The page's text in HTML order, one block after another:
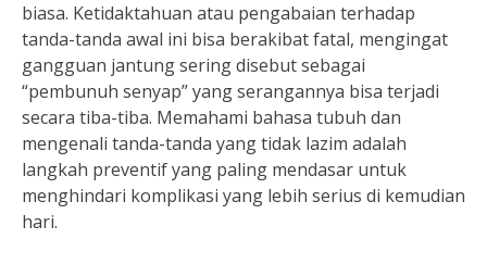
biasa. Ketidaktahuan atau pengabaian terhadap
tanda-tanda awal ini bisa berakibat fatal, mengingat
gangguan jantung sering disebut sebagai
“pembunuh senyap” yang serangannya bisa terjadi
secara tiba-tiba. Memahami bahasa tubuh dan
mengenali tanda-tanda yang tidak lazim adalah
langkah preventif yang paling mendasar untuk
menghindari komplikasi yang lebih serius di kemudian
hari.